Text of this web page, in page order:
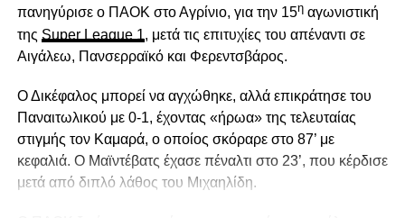
πανηγύρισε ο ΠΑΟΚ στο Αγρίνιο, για την 15ηαγωνιστική
της Super League 1, μετά τις επιτυχίες του απέναντι σε
Αιγάλεω, Πανσερραϊκό και Φερεντσβάρος.
Ο Δικέφαλος μπορεί να αγχώθηκε, αλλά επικράτησε του
Παναιτωλικού με 0-1, έχοντας «ήρωα» της τελευταίας
στιγμής τον Καμαρά, ο οποίος σκόραρε στο 87’ με
κεφαλιά. Ο Μαϊντέβατς έχασε πέναλτι στο 23’, που κέρδισε
μετά από διπλό λάθος του Μιχαηλίδη.